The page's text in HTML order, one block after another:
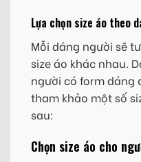
Lựa chọn size áo theo
Mỗi dáng người sẽ
size áo khác nhau.
người có form dáng
tham khảo một số
sau:
Chọn size áo cho